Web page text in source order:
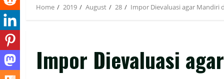
Home 2019 August 28 Impor Dievaluasi agar Mandiri
Impor Dievaluasi